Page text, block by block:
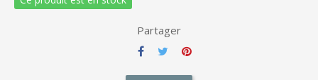
Partager